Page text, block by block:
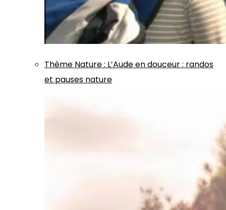
Thème Nature: L’Aude en douceur : randos
et pauses nature